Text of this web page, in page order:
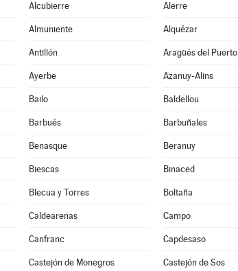
Alcubierre Alerre
Almuniente Alquézar
Antillón Aragüés del Puerto
Ayerbe Azanuy-Alins
Bailo Baldellou
Barbués Barbuñales
Benasque Beranuy
Biescas Binaced
Blecua y Torres Boltaña
Caldearenas Campo
Canfranc Capdesaso
Castejón de Monegros Castejón de Sos